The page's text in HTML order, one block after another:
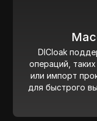
DICloak
операций,
или импорт
для быстрого